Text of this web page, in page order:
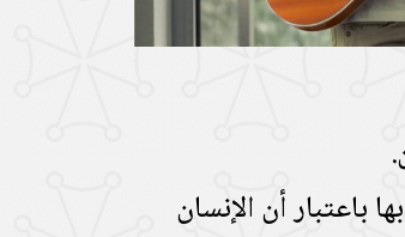
باعتبار أن الإنسان